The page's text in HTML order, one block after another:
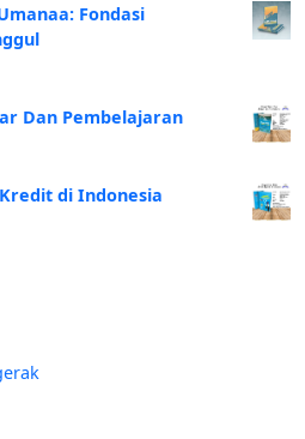
Fondasi
Dan Pembelajaran
di Indonesia